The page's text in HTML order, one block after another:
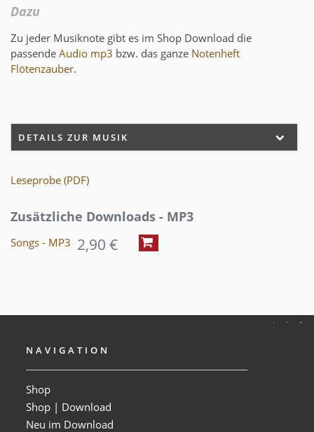
Dazu
Zu jeder Musiknote gibt es im Shop Download die
passende Audio mp3 bzw. das ganze Notenheft
Flötenzauber.
DETAILS ZUR MUSIK
Leseprobe (PDF)
Zusätzliche Downloads - MP3
Songs - MP3 2,90 €
NAVIGATION
Shop
Shop | Download
Neu im Download